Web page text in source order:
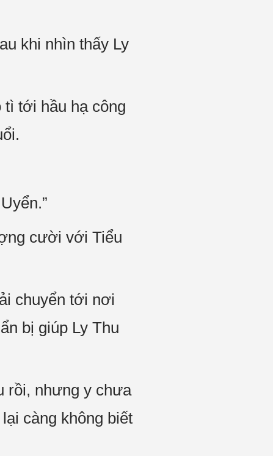
khi nhìn thấy Ly
tì tới hầu hạ công
cười với Tiểu
chuyển tới nơi
bị giúp Ly Thu
rồi, nhưng y chưa
càng không biết